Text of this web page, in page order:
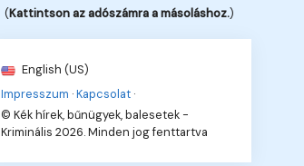
(Kattintson az adószámra a másoláshoz.)
English (US)
Impresszum ·Kapcsolat ·
© Kék hírek, bűnügyek, balesetek -
Kriminális 2026. Minden jog fenttartva